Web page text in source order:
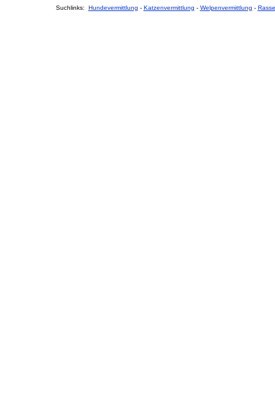
Suchlinks: Hundevermittlung - Katzenvermittlung - Welpenvermittlung -